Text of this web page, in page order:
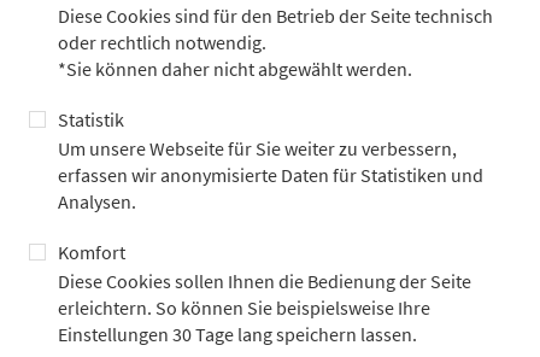
Diese Cookies sind für den Betrieb der Seite technisch
oder rechtlich notwendig.
*Sie können daher nicht abgewählt werden.
Statistik
Um unsere Webseite für Sie weiter zu verbessern,
erfassen wir anonymisierte Daten für Statistiken und
Analysen.
Komfort
Diese Cookies sollen Ihnen die Bedienung der Seite
erleichtern. So können Sie beispielsweise Ihre
Einstellungen 30 Tage lang speichern lassen.
Vorstandsvorsitzende der Metzler-Stiftung
Durch die Gründerfamilie Metzler ist die Stiftung dem
Bankhaus Metzler eng verbunden. Die Familie Metzler
engagiert sich im Vorstand und im Kuratorium und jedem
Mitarbeiter des Bankhauses oder ein Mitglied von Vorstand
oder Kuratorium zur Seite. So können wir, neben persönlichem
Engagement, bei Bedarf unsere finanzwirtschaftliche und
unternehmerische Expertise einbringen. Auch unser weit